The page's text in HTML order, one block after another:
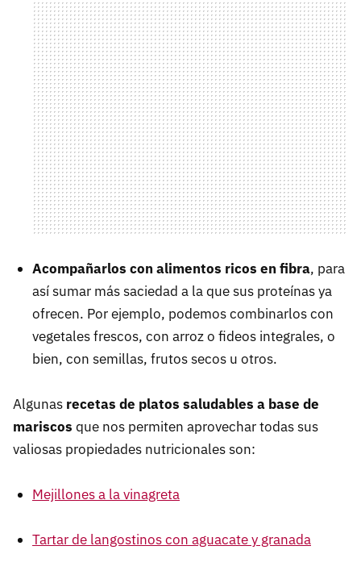
Acompañarlos con alimentos ricos en fibra, para
así sumar más saciedad a la que sus proteínas ya
ofrecen. Por ejemplo, podemos combinarlos con
vegetales frescos, con arroz o fideos integrales, o
bien, con semillas, frutos secos u otros.
Algunas recetas de platos saludables a base de
mariscos que nos permiten aprovechar todas sus
valiosas propiedades nutricionales son:
Mejillones a la vinagreta
Tartar de langostinos con aguacate y granada